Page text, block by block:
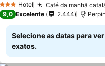
3 EstrelasHotel Café da manhã
9,0 Excelente 2.444
Selecione as datas para
exatos.